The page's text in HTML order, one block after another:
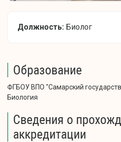
Должность: Биолог
Образование
ФГБОУ ВПО "Самарский
Биология
Сведения о
аккредитации